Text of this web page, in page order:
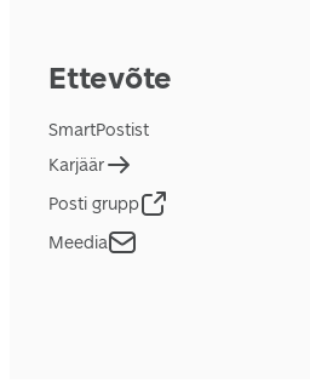
Ettevõte
SmartPostist
Karjäär
Posti grupp
Meedia